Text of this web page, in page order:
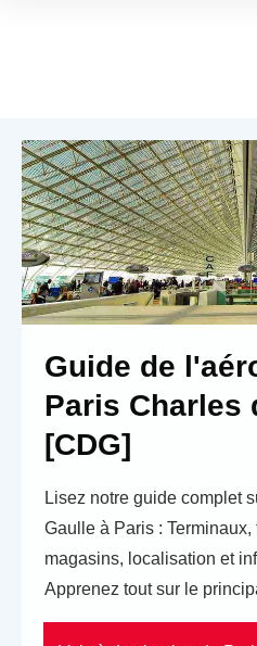
Guide de
Paris Charles
[CDG]
Lisez notre guide complet
Gaulle à Paris : Terminaux,
magasins, localisation et
Apprenez tout sur le